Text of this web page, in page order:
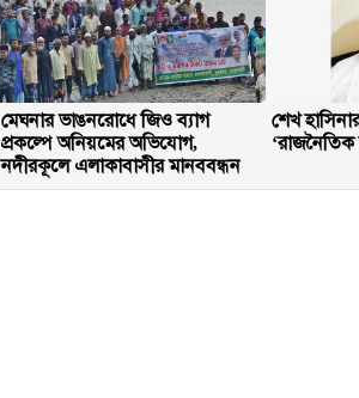
মেঘনার ভাঙনরোধে জিও ব্যাগ
প্রকল্পে অনিয়মের অভিযোগ,
নদীরকূলে এলাকাবাসীর মানববন্ধন
শেখ
‘রাজনৈতিক